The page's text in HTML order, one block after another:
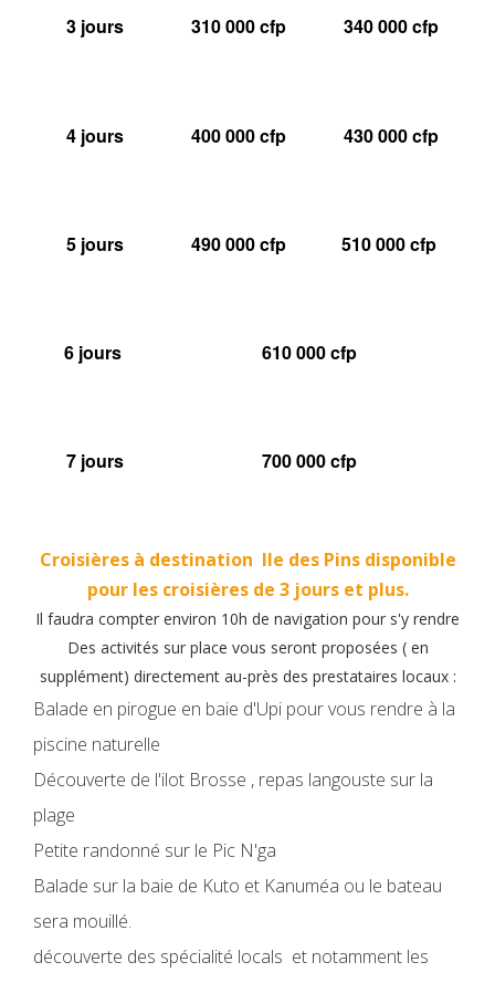
3 jours 310 000 cfp 340 000 cfp
4 jours 400 000 cfp 430 000 cfp
5 jours 490 000 cfp 510 000 cfp
6 jours 610 000 cfp
7 jours 700 000 cfp
Croisières à destination Ile des Pins disponible
pour les croisières de 3 jours et plus.
Il faudra compter environ 10h de navigation pour s'y rendre
Des activités sur place vous seront proposées ( en
supplément) directement au-près des prestataires locaux :
Balade en pirogue en baie d'Upi pour vous rendre à la
piscine naturelle
Découverte de l'ilot Brosse , repas langouste sur la
plage
Petite randonné sur le Pic N'ga
Balade sur la baie de Kuto et Kanuméa ou le bateau
sera mouillé.
découverte des spécialité locals et notamment les